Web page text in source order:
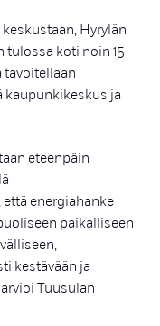
Hyrylän
tulossa koti noin 15
kaupunkikeskus ja
eteenpäin
energiahanke
paikalliseen
kestävään ja
Tuusulan